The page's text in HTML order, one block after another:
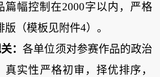
篇幅控制在2000字以内，严格
版 （模板见附件4） 。
：各单位须对参赛作品的政治
真实性严格初审，择优排序，